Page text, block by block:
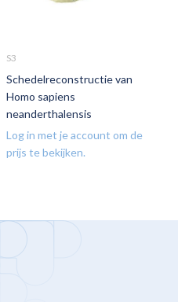
S3
Schedelreconstructie van
Homo sapiens
neanderthalensis
Log in met je account om de
prijs te bekijken.